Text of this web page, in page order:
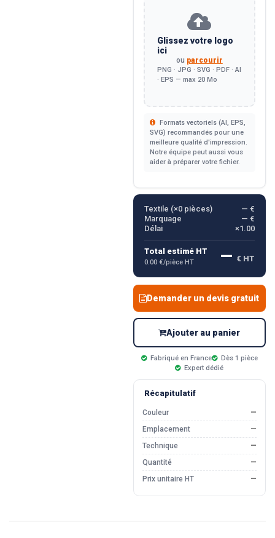
Glissez votre logo
ici
ou parcourir
PNG · JPG · SVG · PDF · AI
· EPS — max 20 Mo
Formats vectoriels (AI, EPS,
SVG) recommandés pour une
meilleure qualité d'impression.
Notre équipe peut aussi vous
aider à préparer votre fichier.
Textile (×0pièces)
— €
Marquage
— €
Délai
×1.00
Total estimé HT
0.00 €/pièce HT — € HT
Demander un devis gratuit
Ajouter au panier
Fabriqué en France
Dès 1 pièce
Expert dédié
Récapitulatif
Couleur
—
Emplacement
—
Technique
—
Quantité
—
Prix unitaire HT
—